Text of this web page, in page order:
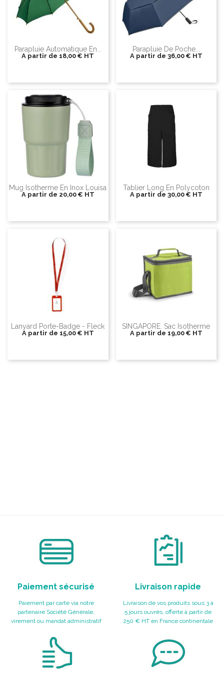
Parapluie Automatique En...
A partir de 18,00 € HT
Parapluie De Poche...
A partir de 36,00 € HT
Mug Isotherme En Inox Louisa
A partir de 20,00 € HT
Tablier Long En Polycoton
A partir de 30,00 € HT
Lanyard Porte-Badge - Fleck
A partir de 15,00 € HT
SINGAPORE. Sac Isotherme
A partir de 19,00 € HT
Paiement sécurisé
Paiement par carte via notre
partenaire Société Générale,
virement ou mandat administratif
Livraison rapide
Livraison de vos produits sous 3 à
5 jours ouvrés, offerte à partir de
250 € HT en France continentale